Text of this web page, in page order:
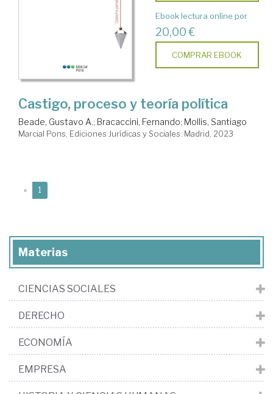
Ebook lectura online por
20,00 €
COMPRAR EBOOK
Castigo, proceso y teoría política
Beade, Gustavo A.; Bracaccini, Fernando; Mollis, Santiago
Marcial Pons, Ediciones Jurídicas y Sociales. Madrid, 2023
« 1
Materias
CIENCIAS SOCIALES
DERECHO
ECONOMÍA
EMPRESA